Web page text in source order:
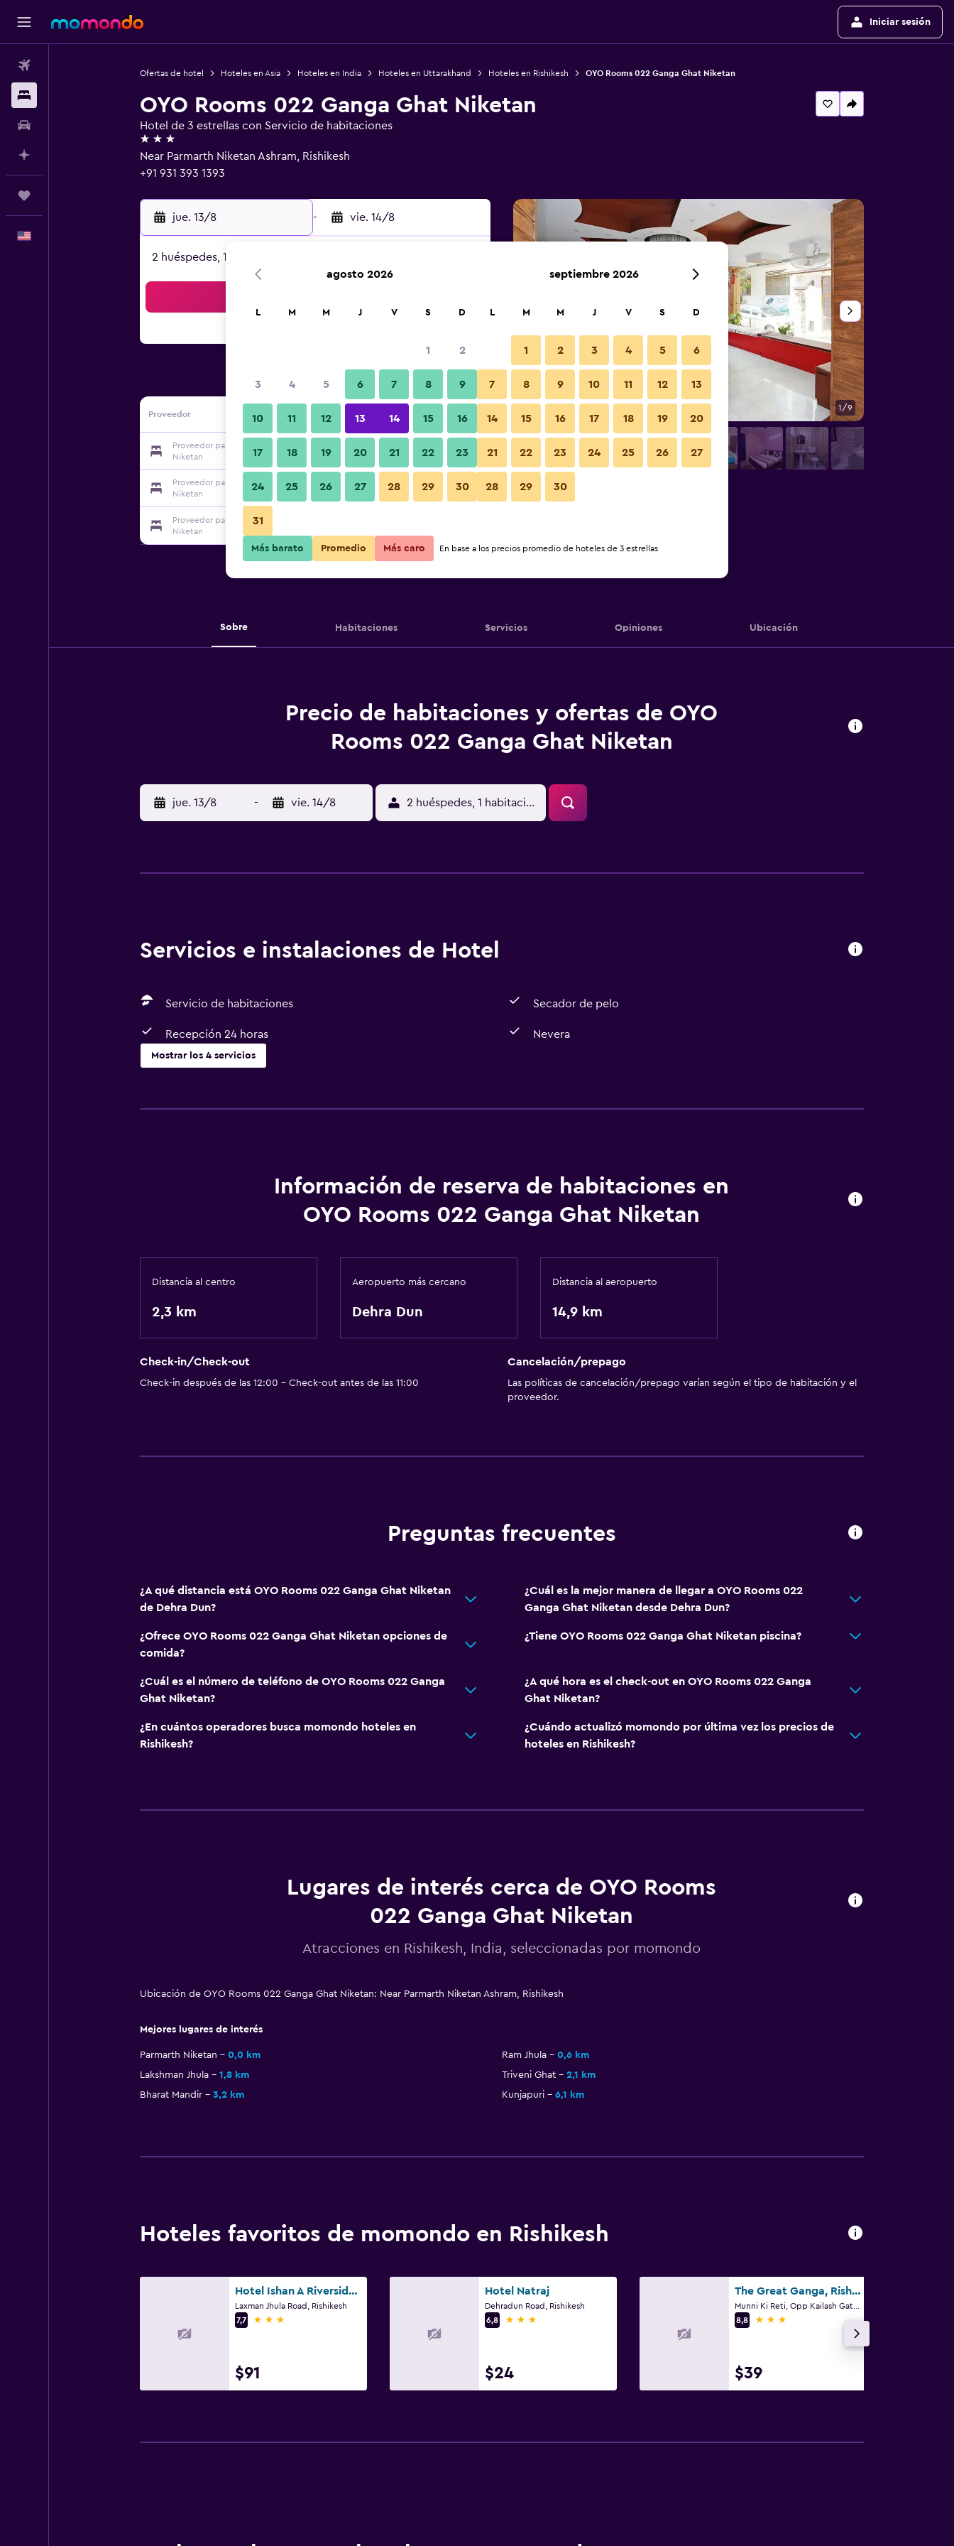
Iniciar sesión
Ofertas de hotel Hoteles en Asia Hoteles en India Hoteles en Uttarakhand Hoteles en Rishikesh OYO Rooms 022 Ganga Ghat Niketan
OYO Rooms 022 Ganga Ghat Niketan
Hotel de 3 estrellas con Servicio de habitaciones
3 estrellas
Near Parmarth Niketan Ashram, Rishikesh
+91 931 393 1393
jue. 13/8 - vie. 14/8
2 huéspedes, 1 habitación
Proveedor
Proveedor para OYO Rooms 022 Ganga Ghat
Niketan
Ver precios
Proveedor para OYO Rooms 022 Ganga Ghat
Niketan
Ver precios
Proveedor para OYO Rooms 022 Ganga Ghat
Niketan
Recepción 1/9
Fotos
Sobre Habitaciones Servicios Opiniones Ubicación
Precio de habitaciones y ofertas de OYO
Rooms 022 Ganga Ghat Niketan
jue. 13/8 - vie. 14/8 2 huéspedes, 1 habitación
Servicios e instalaciones de Hotel
Servicio de habitaciones Secador de pelo
Recepción 24 horas Nevera
Mostrar los 4 servicios
Servicio de habitaciones
Secador de pelo
Información de reserva de habitaciones en
OYO Rooms 022 Ganga Ghat Niketan
Distancia al centro
2,3 km
Aeropuerto más cercano
Dehra Dun
Distancia al aeropuerto
14,9 km
Check-in/Check-out
Check-in después de las 12:00 - Check-out antes de las 11:00
Cancelación/prepago
Las políticas de cancelación/prepago varían según el tipo de habitación y el
proveedor.
Preguntas frecuentes
¿A qué distancia está OYO Rooms 022 Ganga Ghat Niketan
de Dehra Dun?
¿Cuál es la mejor manera de llegar a OYO Rooms 022
Ganga Ghat Niketan desde Dehra Dun?
¿Ofrece OYO Rooms 022 Ganga Ghat Niketan opciones de
comida?
¿Tiene OYO Rooms 022 Ganga Ghat Niketan piscina?
¿Cuál es el número de teléfono de OYO Rooms 022 Ganga
Ghat Niketan?
¿A qué hora es el check-out en OYO Rooms 022 Ganga
Ghat Niketan?
¿En cuántos operadores busca momondo hoteles en
Rishikesh?
¿Cuándo actualizó momondo por última vez los precios de
hoteles en Rishikesh?
Lugares de interés cerca de OYO Rooms
022 Ganga Ghat Niketan
Atracciones en Rishikesh, India, seleccionadas por momondo
Ubicación de OYO Rooms 022 Ganga Ghat Niketan: Near Parmarth Niketan Ashram, Rishikesh
Mejores lugares de interés
Parmarth Niketan 0,0 km Ram Jhula
0,6 km
Lakshman Jhula
1,8 km Triveni Ghat
2,1 km
Bharat Mandir
3,2 km Kunjapuri 6,1 km
Hoteles favoritos de momondo en Rishikesh
Hotel Ishan A Riverside Retreat
Laxman Jhula Road, Rishikesh
7,7
3 estrellas
$91
Hotel Natraj
Dehradun Road, Rishikesh
6,8
3 estrellas
$24
The Great Ganga, Rishikesh
8,8
3 estrellas
$39
agosto 2026
L M M J V S D
1 2
3 4 5 6 7 8 9
10 11 12 13 14 15 16
17 18 19 20 21 22 23
24 25 26 27 28 29 30
31
septiembre 2026
L M M J V S D
1 2 3 4 5 6
7 8 9 10 11 12 13
14 15 16 17 18 19 20
21 22 23 24 25 26 27
28 29 30
Más barato Promedio Más caro En base a los precios promedio de hoteles de 3 estrellas